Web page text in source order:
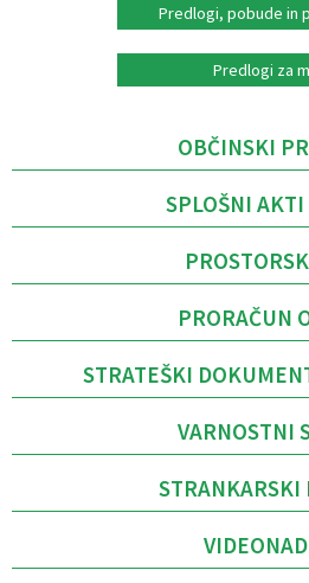
Predlogi, pobude in
Predlogi za
OBČINSKI
SPLOŠNI
PRORAČUN
STRATEŠKI
VARNOSTNI
STRANKARSKI